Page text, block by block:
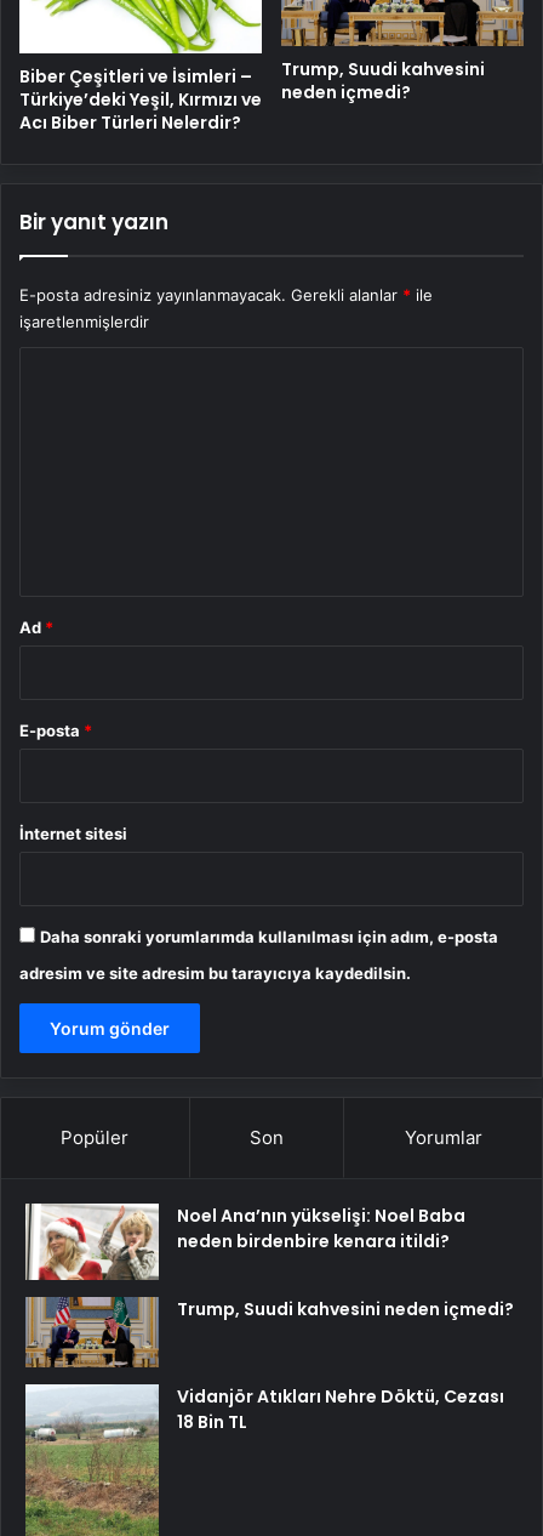
Biber Çeşitleri ve İsimleri –
Türkiye’deki Yeşil, Kırmızı ve
Acı Biber Türleri Nelerdir?
Trump, Suudi kahvesini
neden içmedi?
Bir yanıt yazın
E-posta adresiniz yayınlanmayacak. Gerekli alanlar * ile
işaretlenmişlerdir
Ad *
E-posta *
İnternet sitesi
Daha sonraki yorumlarımda kullanılması için adım, e-posta
adresim ve site adresim bu tarayıcıya kaydedilsin.
Popüler Son Yorumlar
Noel Ana’nın yükselişi: Noel Baba
neden birdenbire kenara itildi?
Trump, Suudi kahvesini neden içmedi?
Vidanjör Atıkları Nehre Döktü, Cezası
18 Bin TL